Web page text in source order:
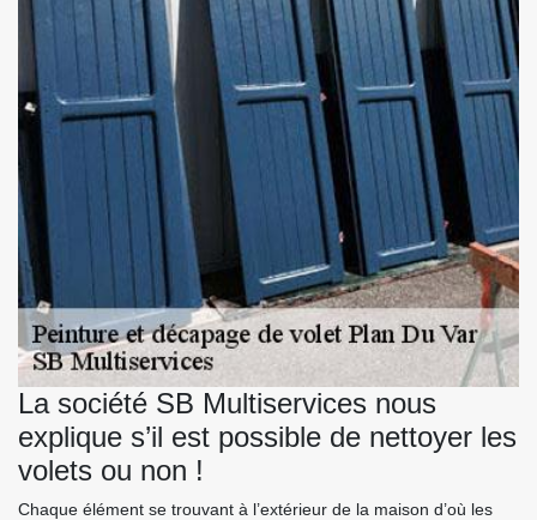
La société SB Multiservices nous
explique s’il est possible de nettoyer les
volets ou non !
Chaque élément se trouvant à l’extérieur de la maison d’où les